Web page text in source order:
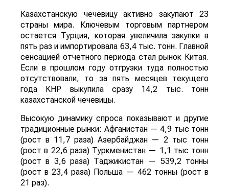
Казахстанскую чечевицу активно закупают 23
страны мира. Ключевым торговым партнером
остается Турция, которая увеличила закупки в
пять раз и импортировала 63,4 тыс. тонн. Главной
сенсацией отчетного периода стал рынок Китая.
Если в прошлом году отгрузки туда полностью
отсутствовали, то за пять месяцев текущего
года КНР выкупила сразу 14,2 тыс. тонн
казахстанской чечевицы.
Высокую динамику спроса показывают и другие
традиционные рынки: Афганистан — 4,9 тыс тонн
(рост в 11,7 раза) Азербайджан — 2 тыс тонн
(рост в 22,6 раза) Туркменистан — 1,1 тыс тонн
(рост в 3,6 раза) Таджикистан — 539,2 тонны
(рост в 23,4 раза) Польша — 462 тонны (рост в
21 раз).